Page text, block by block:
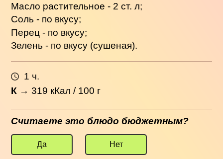
Масло растительное - 2 ст. л;
Соль - по вкусу;
Перец - по вкусу;
Зелень - по вкусу (сушеная).
1 ч.
К →319 кКал / 100 г
Считаете это блюдо бюджетным?
Да Нет